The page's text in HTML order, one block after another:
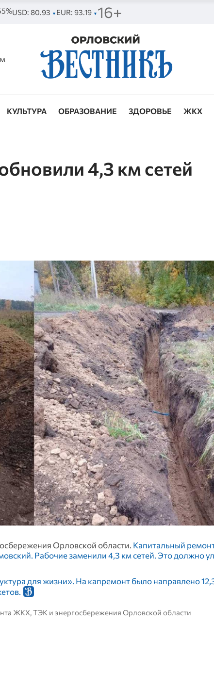
USD: 80.93 ▼ EUR: 93.19 ▼ 16+
КУЛЬТУРА ОБРАЗОВАНИЕ ЗДОРОВЬЕ ЖКХ
4,3 км сетей
Орловской области. Капитальный
Рабочие заменили 4,3 км сетей. Это должно
для жизни». На капремонт было направлено
ЖКХ, ТЭК и энергосбережения Орловской области